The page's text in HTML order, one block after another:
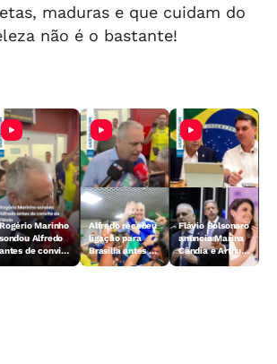
maduras e que cuidam do
não é o bastante!
Rogério Marinho
sondou Alfredo
antes de convite
Alfredo recebeu
ligação para
Brasília antes da
convenção
Flávio Bolsonaro
anuncia Marina
Cândia e Arthur
Lira ao Senado